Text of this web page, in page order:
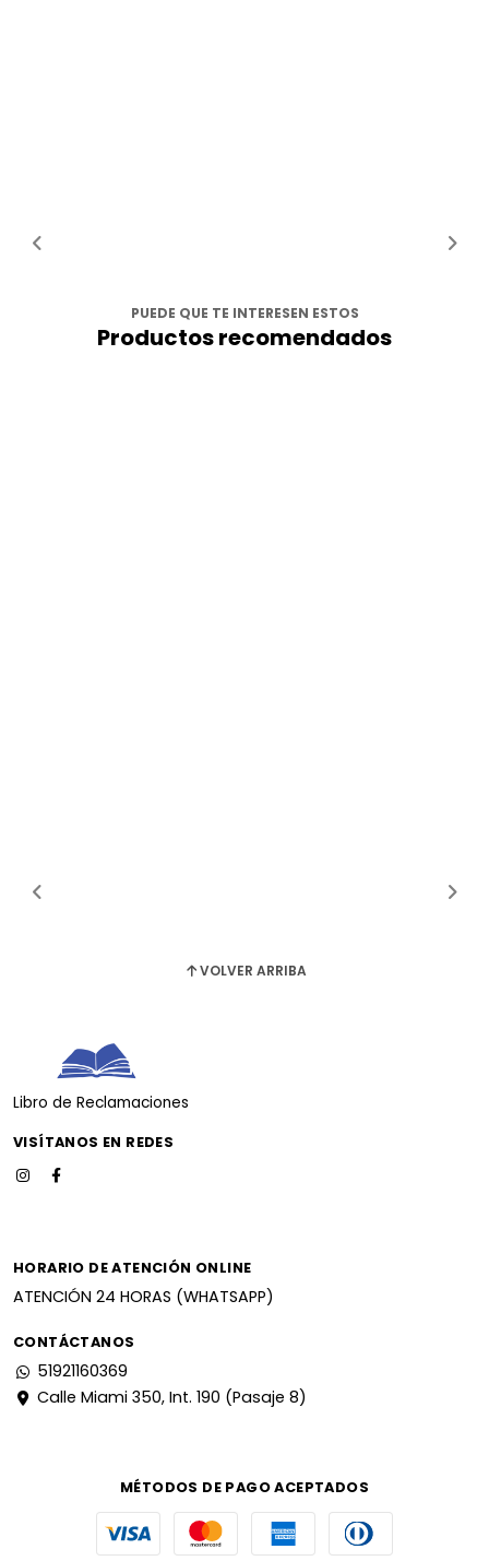
PUEDE QUE TE INTERESEN ESTOS
Productos recomendados
VOLVER ARRIBA
Libro de Reclamaciones
VISÍTANOS EN REDES
HORARIO DE ATENCIÓN ONLINE
ATENCIÓN 24 HORAS (WHATSAPP)
CONTÁCTANOS
51921160369
Calle Miami 350, Int. 190 (Pasaje 8)
MÉTODOS DE PAGO ACEPTADOS